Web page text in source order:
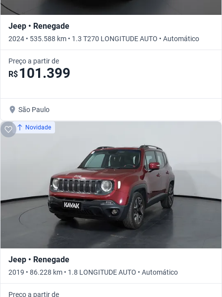
Jeep • Renegade
2024 • 535.588 km • 1.3 T270 LONGITUDE AUTO • Automático
Preço a partir de
R$ 101.399
São Paulo
Novidade
Jeep • Renegade
2019 • 86.228 km • 1.8 LONGITUDE AUTO • Automático
Preço a partir de